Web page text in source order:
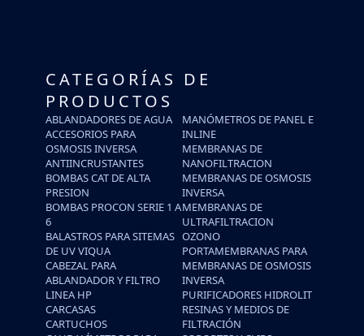
CATEGORÍAS DE
PRODUCTOS
ABLANDADORES DE AGUA
ACCESORIOS PARA
OSMOSIS INVERSA
ANTIINCRUSTANTES
BOMBAS CAT DE ALTA
PRESION
BOMBAS PROCON SERIE 1 A
6
BALASTROS PARA SITEMAS
DE UV VIQUA
CABEZAL PARA
ABLANDADOR Y FILTRO
LINEA HP
CARCASAS
CARTUCHOS
MANÓMETROS DE PANEL E
INLINE
MEMBRANAS DE
NANOFILTRACION
MEMBRANAS DE OSMOSIS
INVERSA
MEMBRANAS DE
ULTRAFILTRACION
OZONO
PORTAMEMBRANAS PARA
MEMBRANAS DE OSMOSIS
INVERSA
PURIFICADORES HIDROLIT
RESINAS Y MEDIOS DE
FILTRACIÓN